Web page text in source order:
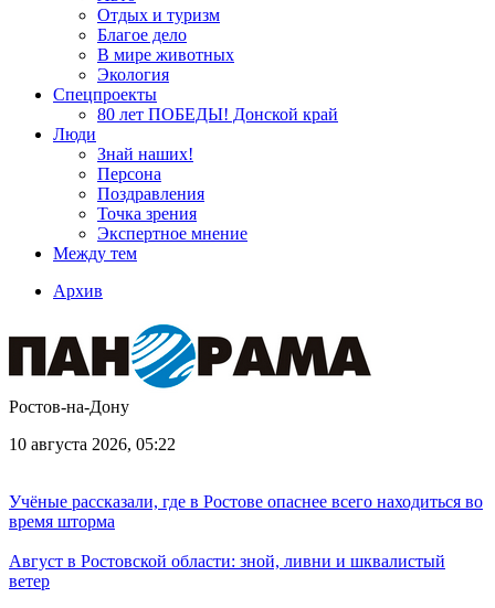
Отдых и туризм
Благое дело
В мире животных
Экология
Спецпроекты
80 лет ПОБЕДЫ! Донской край
Люди
Знай наших!
Персона
Поздравления
Точка зрения
Экспертное мнение
Между тем
Архив
Ростов-на-Дону
10 августа 2026, 05:22
Учёные рассказали, где в Ростове опаснее всего находиться во
время шторма
Август в Ростовской области: зной, ливни и шквалистый
ветер